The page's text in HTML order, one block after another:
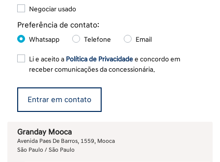
Granday Mooca
Avenida Paes De Barros, 1559, Mooca
São Paulo / São Paulo
Negociar usado
Preferência de contato:
Whatsapp Telefone Email
Li e aceito a Política de Privacidadee concordo em
receber comunicações da concessionária.
Entrar em contato